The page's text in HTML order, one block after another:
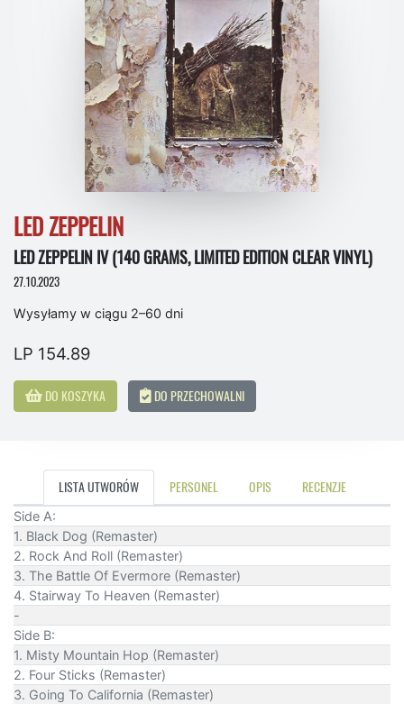
LED ZEPPELIN
LED ZEPPELIN IV (140 GRAMS, LIMITED EDITION CLEAR VINYL)
27.10.2023
Wysyłamy w ciągu 2–60 dni
LP 154.89
DO KOSZYKA DO PRZECHOWALNI
LISTA UTWORÓW PERSONEL OPIS RECENZJE
Side A:
1. Black Dog (Remaster)
2. Rock And Roll (Remaster)
3. The Battle Of Evermore (Remaster)
4. Stairway To Heaven (Remaster)
-
Side B:
1. Misty Mountain Hop (Remaster)
2. Four Sticks (Remaster)
3. Going To California (Remaster)